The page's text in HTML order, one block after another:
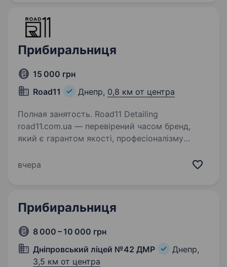
Прибиральниця
15 000 грн
Road11
Днепр, 0,8 км от центра
Полная занятость. Road11 Detailing
road11.com.ua — перевірений часом бренд,
який є гарантом якості, професіоналізму
тому ми раді бачити в нашій команді нових
вчера
Прибиральниця
8 000 – 10 000 грн
Дніпровський ліцей №42 ДМР
Днепр,
3,5 км от центра